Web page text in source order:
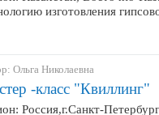
изготовления
Ольга Николаевна
-класс "Квиллинг"
Россия,г.Санкт-